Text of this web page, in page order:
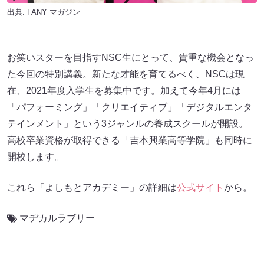
出典: FANY マガジン
お笑いスターを目指すNSC生にとって、貴重な機会となっ
た今回の特別講義。新たな才能を育てるべく、NSCは現
在、2021年度入学生を募集中です。加えて今年4月には
「パフォーミング」「クリエイティブ」「デジタルエンタ
テインメント」という3ジャンルの養成スクールが開設。
高校卒業資格が取得できる「吉本興業高等学院」も同時に
開校します。
これら「よしもとアカデミー」の詳細は公式サイト から。
マヂカルラブリー